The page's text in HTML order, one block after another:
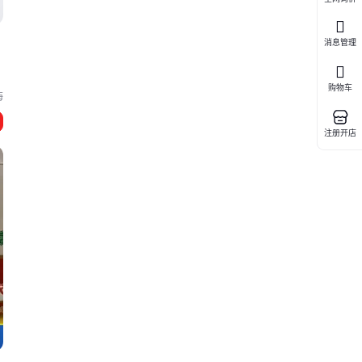
消息管理
购物车
注册开店